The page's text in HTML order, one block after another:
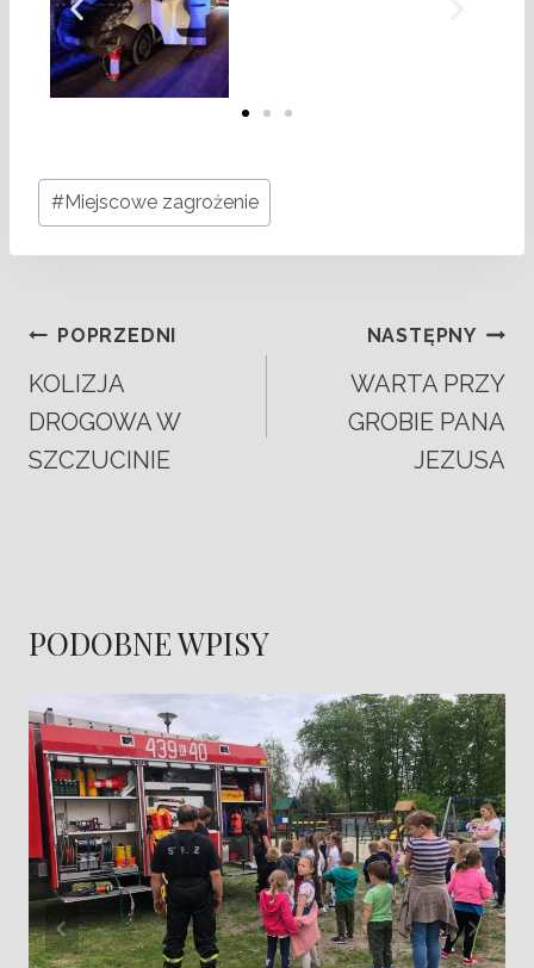
#Miejscowe zagrożenie
POPRZEDNI
KOLIZJA
DROGOWA W
SZCZUCINIE
NASTĘPNY
WARTA PRZY
GROBIE PANA
JEZUSA
PODOBNE WPISY